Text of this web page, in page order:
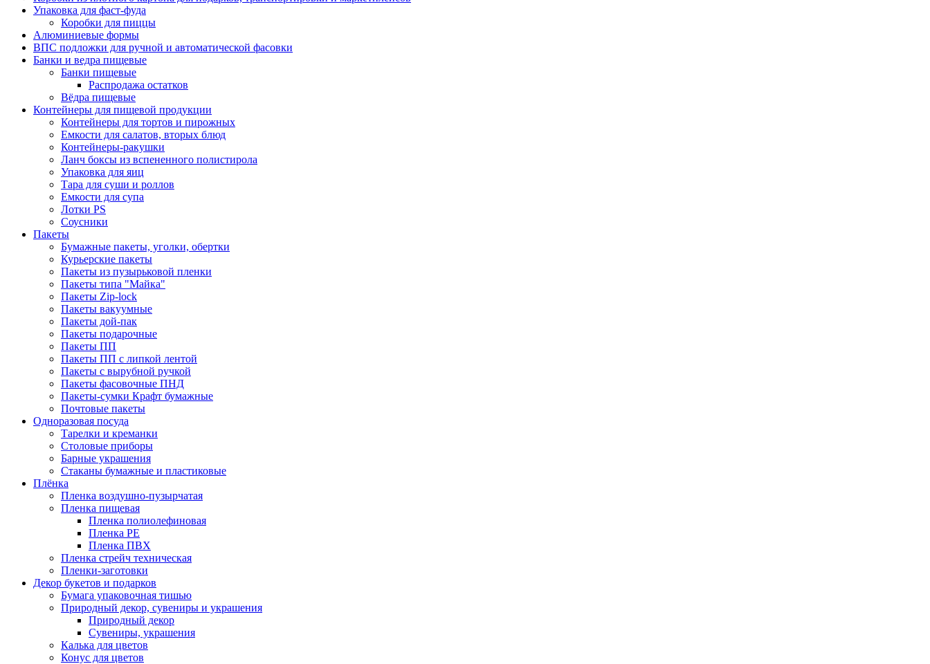
Упаковка для фаст-фуда
Коробки для пиццы
Алюминиевые формы
ВПС подложки для ручной и автоматической фасовки
Банки и ведра пищевые
Банки пищевые
Распродажа остатков
Вёдра пищевые
Контейнеры для пищевой продукции
Контейнеры для тортов и пирожных
Емкости для салатов, вторых блюд
Контейнеры-ракушки
Ланч боксы из вспененного полистирола
Упаковка для яиц
Тара для суши и роллов
Емкости для супа
Лотки PS
Соусники
Пакеты
Бумажные пакеты, уголки, обертки
Курьерские пакеты
Пакеты из пузырьковой пленки
Пакеты типа "Майка"
Пакеты Zip-lock
Пакеты вакуумные
Пакеты дой-пак
Пакеты подарочные
Пакеты ПП
Пакеты ПП с липкой лентой
Пакеты с вырубной ручкой
Пакеты фасовочные ПНД
Пакеты-сумки Крафт бумажные
Почтовые пакеты
Одноразовая посуда
Тарелки и креманки
Столовые приборы
Барные украшения
Стаканы бумажные и пластиковые
Плёнка
Пленка воздушно-пузырчатая
Пленка пищевая
Пленка полиолефиновая
Пленка PE
Пленка ПВХ
Пленка стрейч техническая
Пленки-заготовки
Декор букетов и подарков
Бумага упаковочная тишью
Природный декор, сувениры и украшения
Природный декор
Сувениры, украшения
Калька для цветов
Конус для цветов